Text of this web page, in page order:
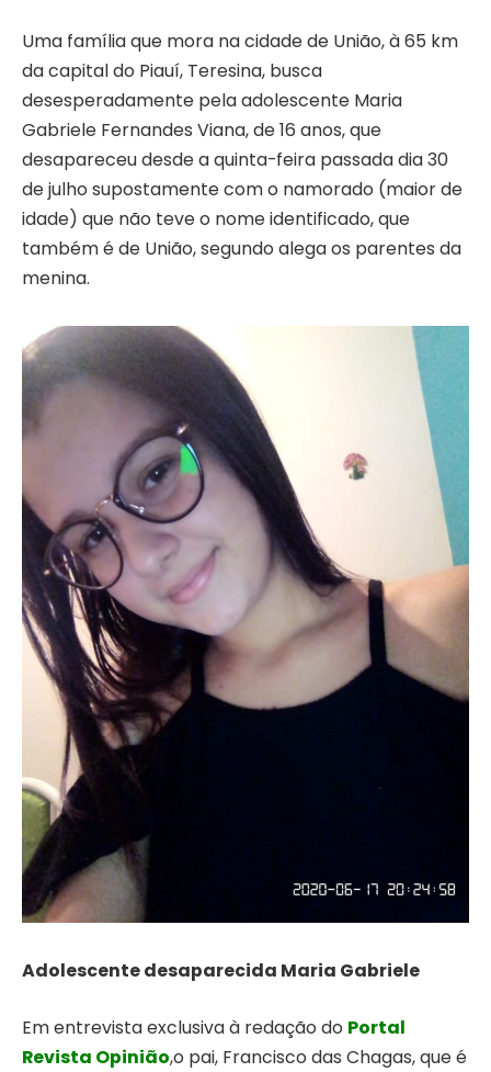
Uma família que mora na cidade de União, à 65 km
da capital do Piauí, Teresina, busca
desesperadamente pela adolescente Maria
Gabriele Fernandes Viana, de 16 anos, que
desapareceu desde a quinta-feira passada dia 30
de julho supostamente com o namorado (maior de
idade) que não teve o nome identificado, que
também é de União, segundo alega os parentes da
menina.
Adolescente desaparecida Maria Gabriele
Em entrevista exclusiva à redação do Portal
Revista Opinião,o pai, Francisco das Chagas, que é